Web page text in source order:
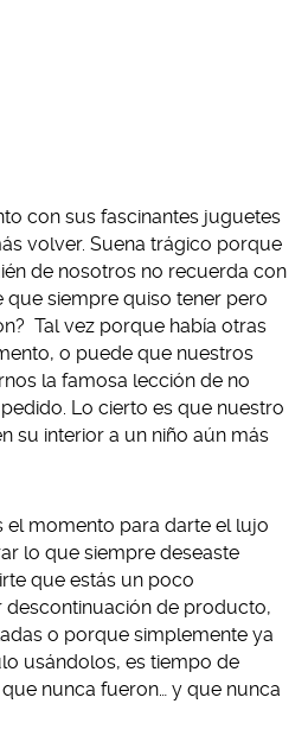
con sus fascinantes juguetes
volver. Suena trágico porque
de nosotros no recuerda con
siempre quiso tener pero
Tal vez porque había otras
o puede que nuestros
la famosa lección de no
Lo cierto es que nuestro
su interior a un niño aún más
el momento para darte el lujo
lo que siempre deseaste
que estás un poco
descontinuación de producto,
o porque simplemente ya
usándolos, es tiempo de
nunca fueron… y que nunca